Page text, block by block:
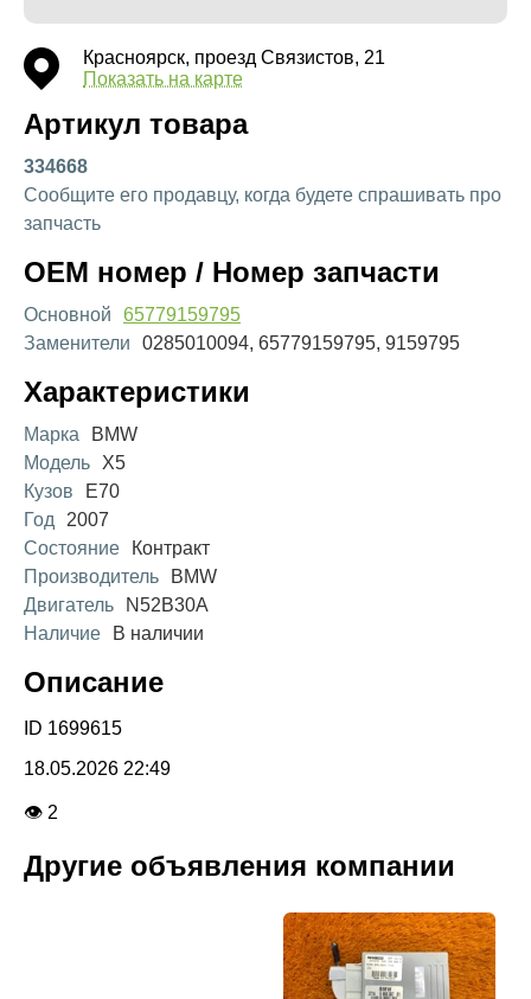
Красноярск, проезд Связистов, 21
Показать на карте
Артикул товара
334668
Сообщите его продавцу, когда будете спрашивать про
запчасть
OEM номер / Номер запчасти
Основной
65779159795
Заменители
0285010094, 65779159795, 9159795
Характеристики
Марка
BMW
Модель
X5
Кузов
E70
Год
2007
Состояние
Контракт
Производитель
BMW
Двигатель
N52B30A
Наличие
В наличии
Описание
ID 1699615
18.05.2026 22:49
👁 2
Другие объявления компании